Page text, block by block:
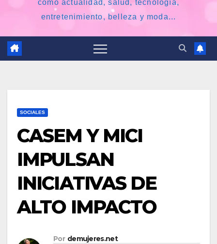
como actualidad, salud, tecnología,
entretenimiento, belleza y moda...
SOCIALES
CASEM Y MICI
IMPULSAN
INICIATIVAS DE
ALTO IMPACTO
Por demujeres.net